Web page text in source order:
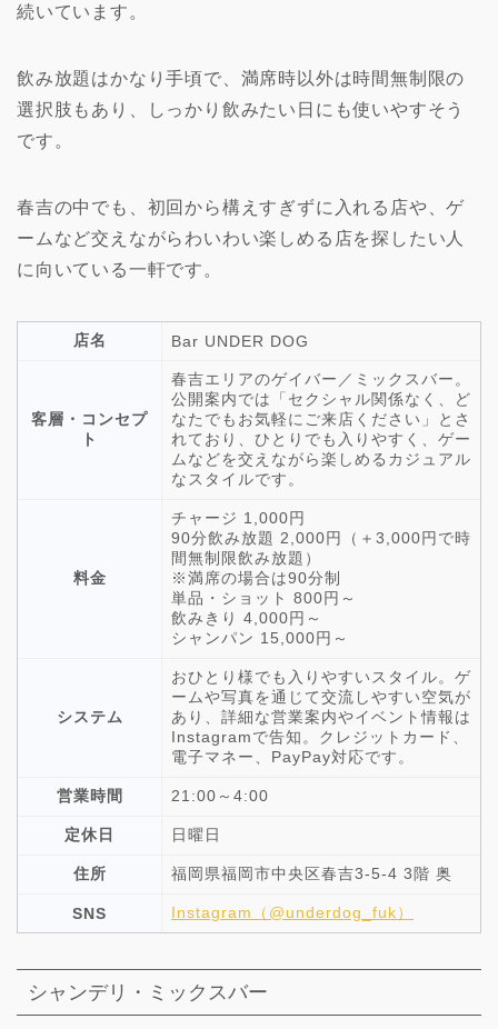
続いています。
飲み放題はかなり手頃で、満席時以外は時間無制限の
選択肢もあり、しっかり飲みたい日にも使いやすそう
です。
春吉の中でも、初回から構えすぎずに入れる店や、ゲ
ームなど交えながらわいわい楽しめる店を探したい人
に向いている一軒です。
店名 Bar UNDER DOG
客層・コンセプ
ト
春吉エリアのゲイバー／ミックスバー。
公開案内では「セクシャル関係なく、ど
なたでもお気軽にご来店ください」とさ
れており、ひとりでも入りやすく、ゲー
ムなどを交えながら楽しめるカジュアル
なスタイルです。
料金
チャージ 1,000円
90分飲み放題 2,000円（＋3,000円で時
間無制限飲み放題）
※満席の場合は90分制
単品・ショット 800円～
飲みきり 4,000円～
シャンパン 15,000円～
システム
おひとり様でも入りやすいスタイル。ゲ
ームや写真を通じて交流しやすい空気が
あり、詳細な営業案内やイベント情報は
Instagramで告知。クレジットカード、
電子マネー、PayPay対応です。
営業時間 21:00～4:00
定休日 日曜日
住所 福岡県福岡市中央区春吉3-5-4 3階 奥
SNS Instagram（@underdog_fuk）
シャンデリ・ミックスバー